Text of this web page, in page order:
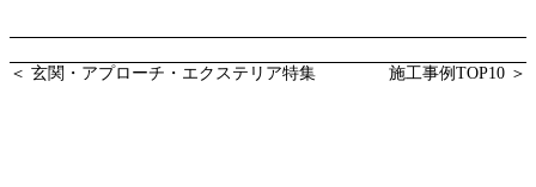
＜ 玄関・アプローチ・エクステリア特集 施工事例TOP10 ＞